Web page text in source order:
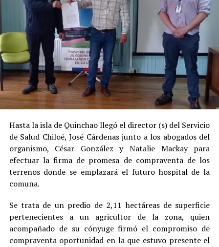
Hasta la isla de Quinchao llegó el director (s) del Servicio
de Salud Chiloé, José Cárdenas junto a los abogados del
organismo, César González y Natalie Mackay para
efectuar la firma de promesa de compraventa de los
terrenos donde se emplazará el futuro hospital de la
comuna.
Se trata de un predio de 2,11 hectáreas de superficie
pertenecientes a un agricultor de la zona, quien
acompañado de su cónyuge firmó el compromiso de
compraventa oportunidad en la que estuvo presente el